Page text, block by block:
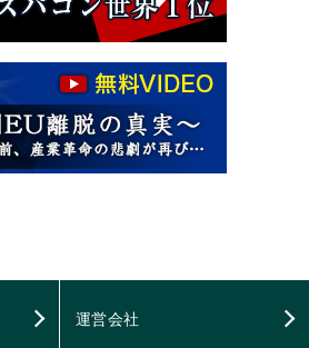
運営会社